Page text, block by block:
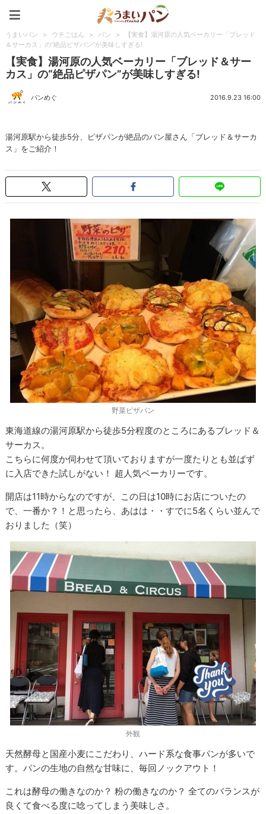
うまいパン > ウチごはん > パン >
【実食】湯河原の人気ベーカリー「ブレッド
＆サーカス」の“絶品ピザパン”が美味しすぎる!
【実食】湯河原の人気ベーカリー「ブレッド＆サー
カス」の“絶品ピザパン”が美味しすぎる!
パンめぐ 2016.9.23 16:00
湯河原駅から徒歩5分、ピザパンが絶品のパン屋さん「ブレッド＆サーカ
ス」をご紹介！
野菜ピザパン
東海道線の湯河原駅から徒歩5分程度のところにあるブレッド＆
サーカス。
こちらに何度か伺わせて頂いておりますが一度たりとも並ばず
に入店できた試しがない！ 超人気ベーカリーです。
開店は11時からなのですが、この日は10時にお店についたの
で、一番か？！と思ったら、あはは・・すでに5名くらい並んで
おりました（笑）
外観
天然酵母と国産小麦にこだわり、ハード系な食事パンが多いで
す。パンの生地の自然な甘味に、毎回ノックアウト！
これは酵母の働きなのか？ 粉の働きなのか？ 全てのバランスが
良くて食べる度に唸ってしまう美味しさ。